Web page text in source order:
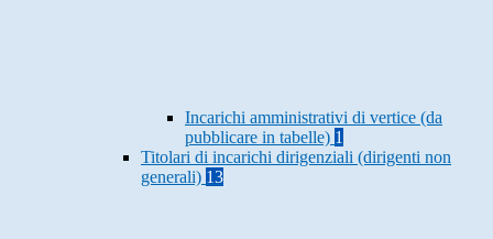
Incarichi amministrativi di vertice (da
pubblicare in tabelle) 1
Titolari di incarichi dirigenziali (dirigenti non
generali) 13